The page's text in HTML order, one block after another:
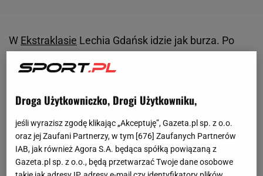
W Ekstraklasie Lechia Gdańsk idzie jak burza. Po
morza jeszcze solidniej okopał się na pozycji lidera i
Białystok ma sześć punktów przewagi.
Gdańszczanie na prostą zaczęli wychodzić także w
kwestiach finansowych. W połowie listopada
uregulowana została część zaległości. Według
Droga Użytkowniczko, Drogi Użytkowniku,
jeśli wyrazisz zgodę klikając „Akceptuję”, Gazeta.pl sp. z o.o.
oraz jej Zaufani Partnerzy, w tym [676] Zaufanych Partnerów
IAB, jak również Agora S.A. będąca spółką powiązaną z
Gazeta.pl sp. z o.o., będą przetwarzać Twoje dane osobowe